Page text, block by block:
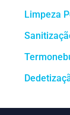
Limpeza